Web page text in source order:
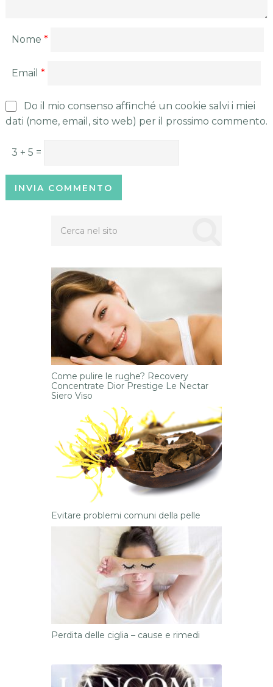
Nome *
Email *
Do il mio consenso affinché un cookie salvi i miei
dati (nome, email, sito web) per il prossimo commento.
3 + 5 =
Come pulire le rughe? Recovery
Concentrate Dior Prestige Le Nectar
Siero Viso
Evitare problemi comuni della pelle
Perdita delle ciglia – cause e rimedi